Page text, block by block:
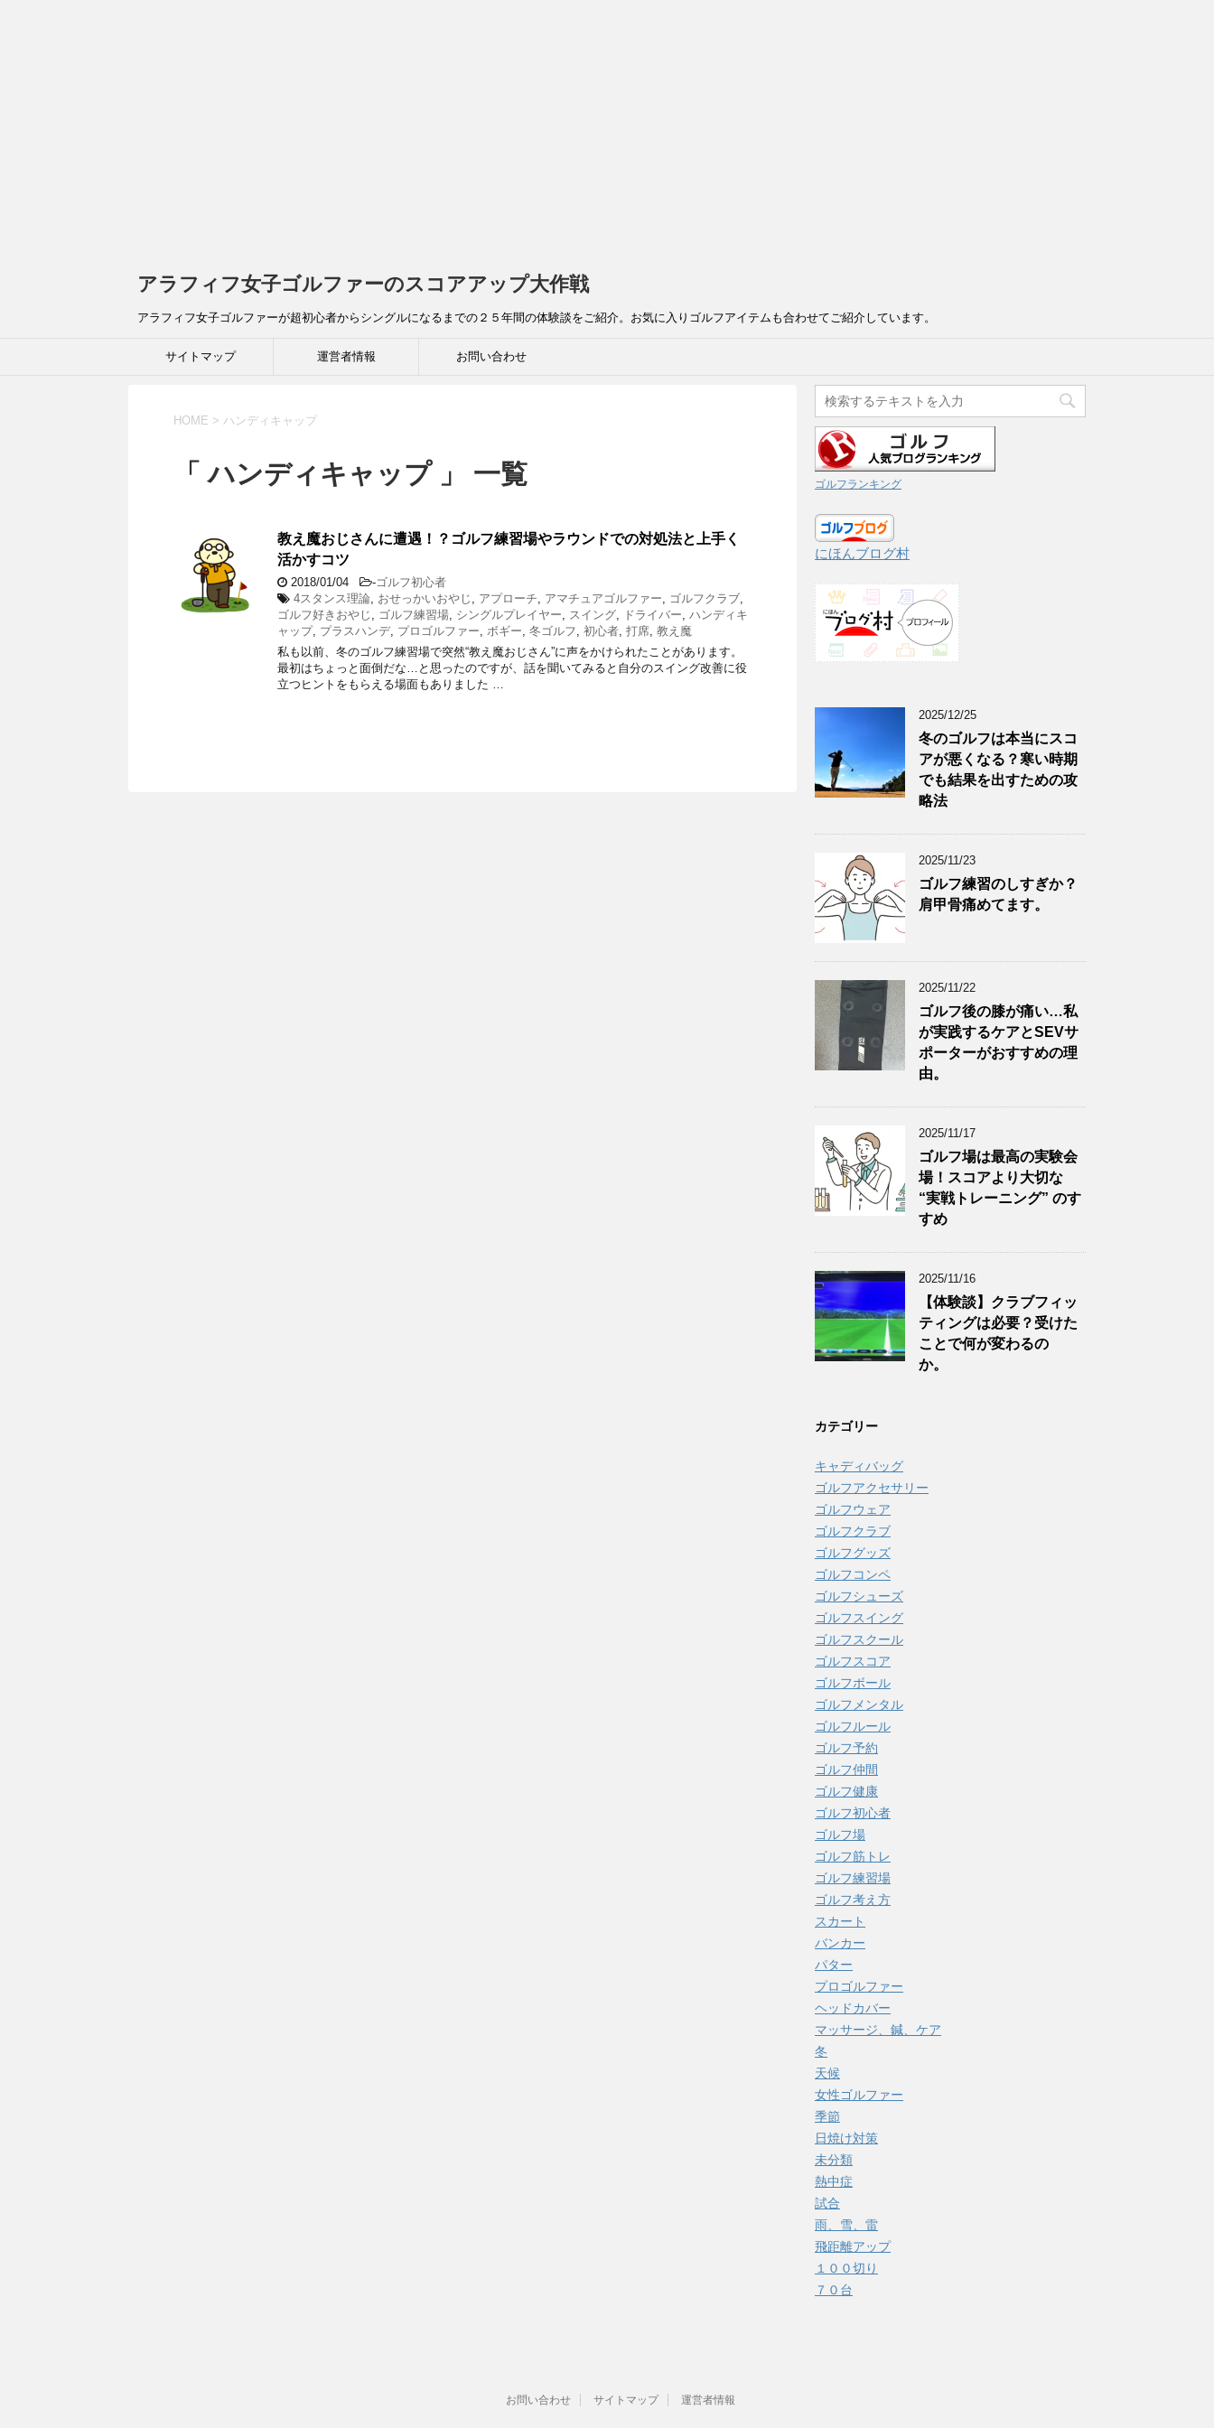
アラフィフ女子ゴルファーのスコアアップ大作戦
アラフィフ女子ゴルファーが超初心者からシングルになるまでの２５年間の体験談をご紹介。お気に入りゴルフアイテムも合わせてご紹介しています。
サイトマップ 運営者情報 お問い合わせ
HOME > ハンディキャップ
「 ハンディキャップ 」 一覧
教え魔おじさんに遭遇！？ゴルフ練習場やラウンドでの対処法と上手く
活かすコツ
2018/01/04 -ゴルフ初心者
4スタンス理論, おせっかいおやじ , アプローチ, アマチュアゴルファー, ゴルフクラブ,
ゴルフ好きおやじ , ゴルフ練習場, シングルプレイヤー, スイング, ドライバー, ハンディキ
ャップ, プラスハンデ, プロゴルファー, ボギー, 冬ゴルフ, 初心者, 打席, 教え魔
私も以前、冬のゴルフ練習場で突然“教え魔おじさん”に声をかけられたことがあります。
最初はちょっと面倒だな…と思ったのですが、話を聞いてみると自分のスイング改善に役
立つヒントをもらえる場面もありました …
ゴルフランキング
にほんブログ村
2025/12/25
冬のゴルフは本当にスコ
アが悪くなる？寒い時期
でも結果を出すための攻
略法
2025/11/23
ゴルフ練習のしすぎか？
肩甲骨痛めてます。
2025/11/22
ゴルフ後の膝が痛い…私
が実践するケアとSEVサ
ポーターがおすすめの理
由。
2025/11/17
ゴルフ場は最高の実験会
場！スコアより大切な
“実戦トレーニング” のす
すめ
2025/11/16
【体験談】クラブフィッ
ティングは必要？受けた
ことで何が変わるの
か。
カテゴリー
キャディバッグ
ゴルフアクセサリー
ゴルフウェア
ゴルフクラブ
ゴルフグッズ
ゴルフコンペ
ゴルフシューズ
ゴルフスイング
ゴルフスクール
ゴルフスコア
ゴルフボール
ゴルフメンタル
ゴルフルール
ゴルフ予約
ゴルフ仲間
ゴルフ健康
ゴルフ初心者
ゴルフ場
ゴルフ筋トレ
ゴルフ練習場
ゴルフ考え方
スカート
バンカー
パター
プロゴルファー
ヘッドカバー
マッサージ、鍼、ケア
冬
天候
女性ゴルファー
季節
日焼け対策
未分類
熱中症
試合
雨、雪、雷
飛距離アップ
１００切り
７０台
お問い合わせ サイトマップ 運営者情報